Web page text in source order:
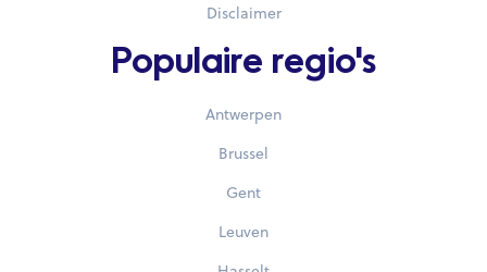
Disclaimer
Populaire regio's
Antwerpen
Brussel
Gent
Leuven